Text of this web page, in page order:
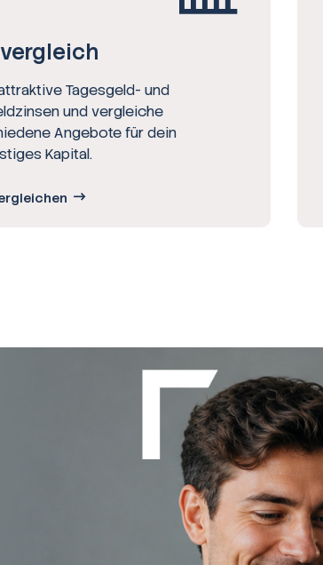
Tagesgeld- und
und vergleiche
Angebote für dein
Kapital.